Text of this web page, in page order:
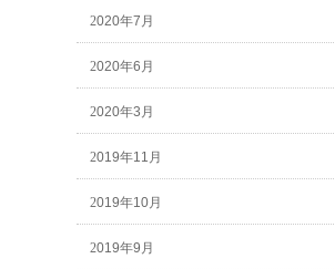
2020年7月
2020年6月
2020年3月
2019年11月
2019年10月
2019年9月